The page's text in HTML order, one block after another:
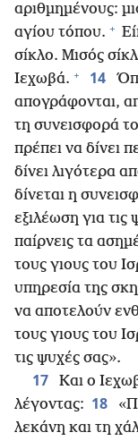
αριθμημένους:
αγίου τόπου. +
σίκλο. Μισός
Ιεχωβά. + 14
απογράφονται,
τη συνεισφορά
πρέπει να δίνει
δίνει λιγότερα
δίνεται η
εξιλέωση για τις
παίρνεις τα
τους γιους του
υπηρεσία της
να αποτελούν
τους γιους του
τις ψυχές σας».
17
Και ο
λέγοντας: 18
λεκάνη και τη